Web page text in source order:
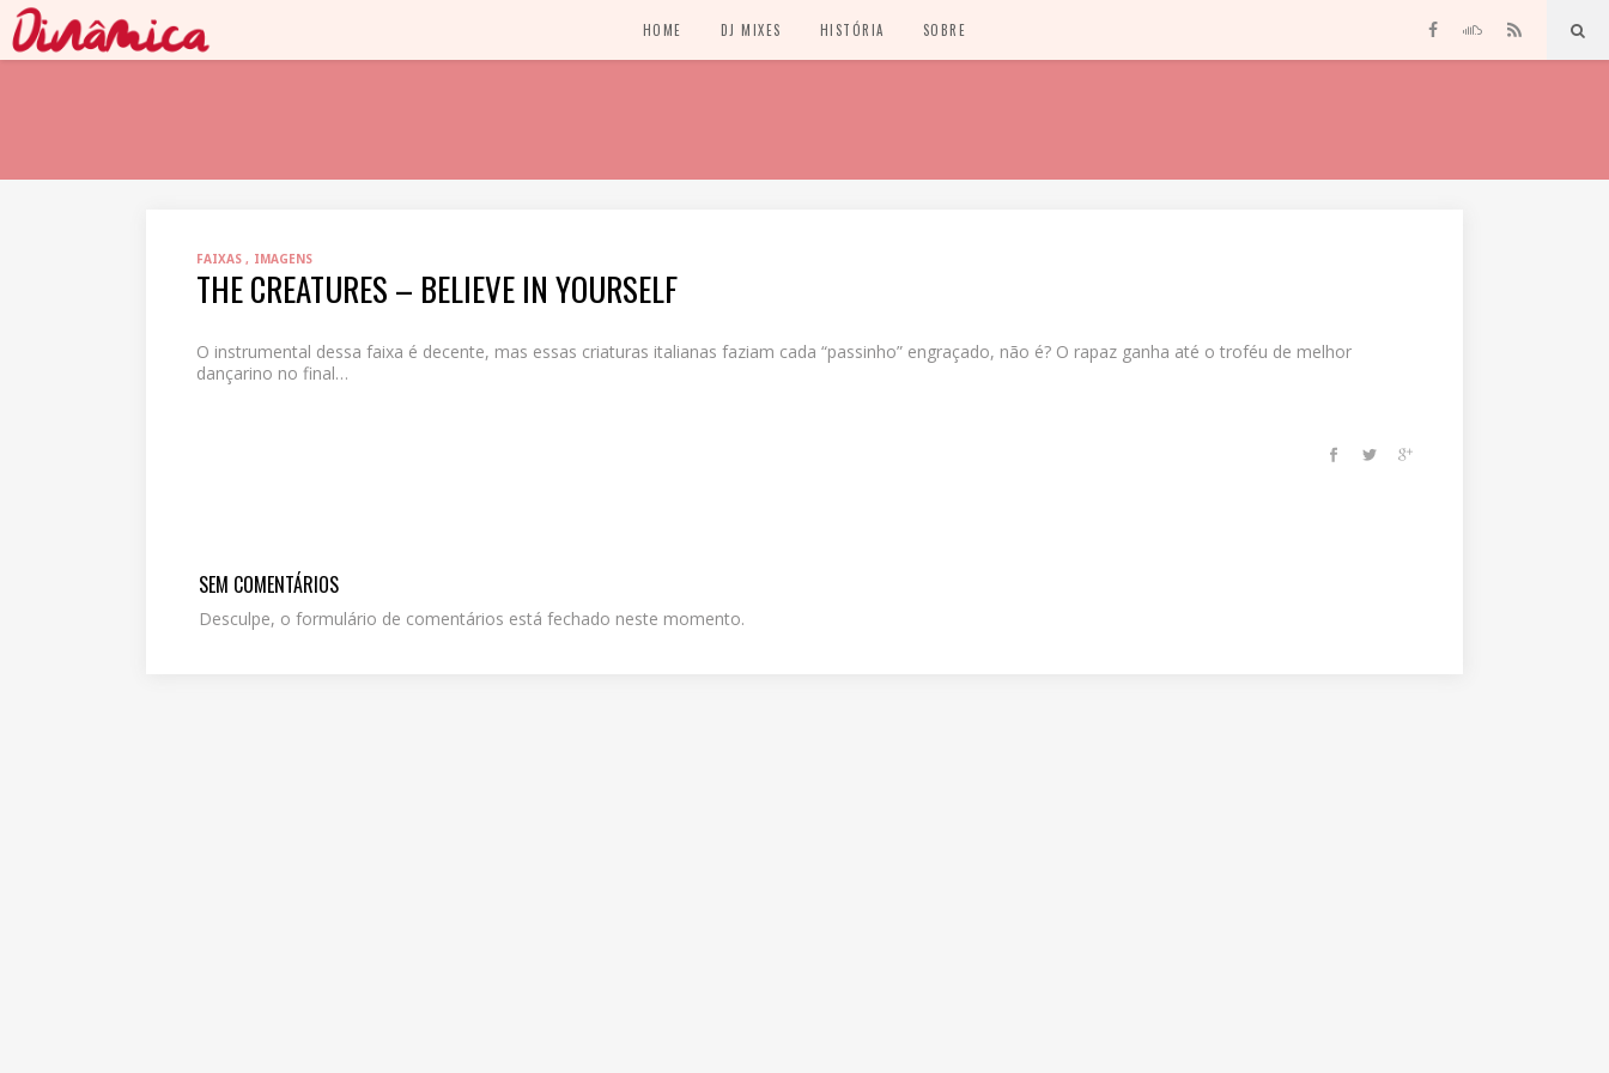
HOME DJ MIXES HISTÓRIA SOBRE
FAIXAS IMAGENS
THE CREATURES – BELIEVE IN YOURSELF
O instrumental dessa faixa é decente, mas essas criaturas italianas faziam cada “passinho” engraçado, não é? O rapaz ganha até o troféu de melhor
dançarino no final…
SEM COMENTÁRIOS
Desculpe, o formulário de comentários está fechado neste momento.